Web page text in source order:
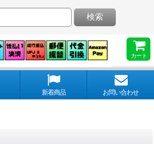
カート
検索
新着商品 お問い合わせ